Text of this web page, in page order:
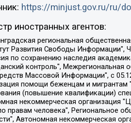
https://minjust.gov.ru/ru/
иностранных агентов:
контроль", Межрегиональная общественная организация "Информационно-просветительский центр "Мемориал", Региональный Фонд "Центр Защиты Прав Средств Массовой Информации", с 05.12.2023 Фонд "Центр Защиты Прав Средств массовой информации", Региональная общественная благотворительная организация помощи беженцам и мигрантам "Гражданское содействие", Негосударственное образовательное учреждение дополнительного профессионального образования (повышение квалификации) специалистов "АКАДЕМИЯ ПО ПРАВАМ ЧЕЛОВЕКА", Свердловская региональная общественная организация "Сутяжник", Автономная некоммерческая организация "Центр независимых социологических исследований", Союз общественных объединений "Российский исследовательский центр по правам человека", Региональное общественное учреждение научно-информационный центр "МЕМОРИАЛ", Некоммерческая организация "Фонд защиты гласности", Автономная некоммерческая организация "Институт прав человека", Городская общественная организация "Екатеринбургское общество "МЕМОРИАЛ", Городская общественная организация "Рязанское историко-просветительское и правозащитное общество "Мемориал" (Рязанский Мемориал), Челябинский региональный орган общественной самодеятельности – женское общественное объединение "Женщины Евразии", Челябинский региональный орган общественной самодеятельности "Уральская правозащитная группа", Фонд содействия защите здоровья и социальной справедливости имени Андрея Рылькова, Автономная Некоммерческая Организация "Аналитический Центр Юрия Левады", Автономная некоммерческая организация социальной поддержки населения "Проект Апрель", Региональная общественная организация помощи женщинам и детям, находящимся в кризисной ситуации "Информационно-методический центр "Анна", Фонд содействия развитию массовых коммуникаций и правовому просвещению "Так-так-Так", Фонд содействия устойчивому развитию "Серебряная тайга", Свердловский региональный общественный фонд социальных проектов "Новое время", "Idel.Реалии", Кавказ.Реалии, Крым.Реалии, Телеканал Настоящее Время, Татаро-башкирская служба Радио Свобода (Azatliq Radiosi), Радио Свободная Европа/Радио Свобода (PCE/PC), "Сибирь.Реалии", "Фактограф", Благотворительный